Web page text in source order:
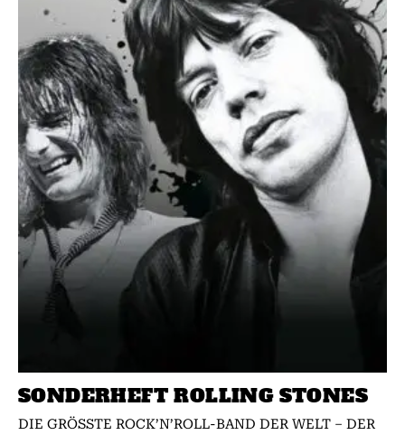
SONDERHEFT ROLLING STONES
DIE GRÖSSTE ROCK’N’ROLL-BAND DER WELT – DER